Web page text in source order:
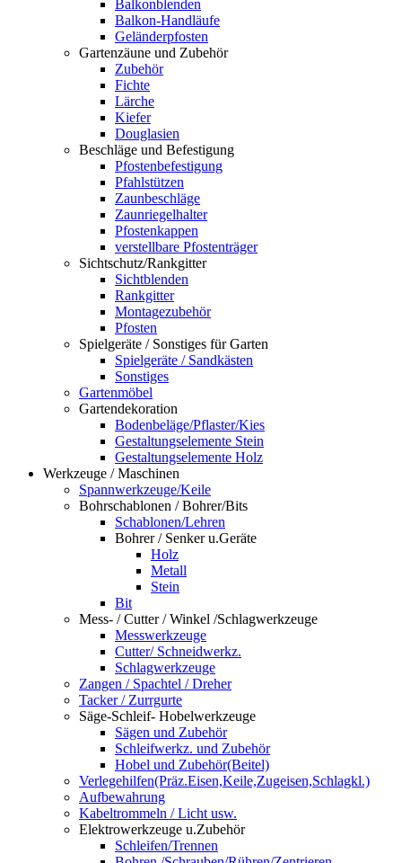
Balkonblenden
Balkon-Handläufe
Geländerpfosten
Gartenzäune und Zubehör
Zubehör
Fichte
Lärche
Kiefer
Douglasien
Beschläge und Befestigung
Pfostenbefestigung
Pfahlstützen
Zaunbeschläge
Zaunriegelhalter
Pfostenkappen
verstellbare Pfostenträger
Sichtschutz/Rankgitter
Sichtblenden
Rankgitter
Montagezubehör
Pfosten
Spielgeräte / Sonstiges für Garten
Spielgeräte / Sandkästen
Sonstiges
Gartenmöbel
Gartendekoration
Bodenbeläge/Pflaster/Kies
Gestaltungselemente Stein
Gestaltungselemente Holz
Werkzeuge / Maschinen
Spannwerkzeuge/Keile
Bohrschablonen / Bohrer/Bits
Schablonen/Lehren
Bohrer / Senker u.Geräte
Holz
Metall
Stein
Bit
Mess- / Cutter / Winkel /Schlagwerkzeuge
Messwerkzeuge
Cutter/ Schneidwerkz.
Schlagwerkzeuge
Zangen / Spachtel / Dreher
Tacker / Zurrgurte
Säge-Schleif- Hobelwerkzeuge
Sägen und Zubehör
Schleifwerkz. und Zubehör
Hobel und Zubehör(Beitel)
Verlegehilfen(Präz.Eisen,Keile,Zugeisen,Schlagkl.)
Aufbewahrung
Kabeltrommeln / Licht usw.
Elektrowerkzeuge u.Zubehör
Schleifen/Trennen